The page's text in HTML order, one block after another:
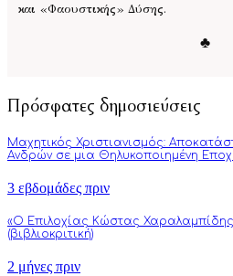
και «Φαουστικής» Δύσης.
♣
Πρόσφατες δημοσιεύσεις
Μαχητικός Χριστιανισμός:
Ανδρών σε μια Θηλυκοποιημένη
3 εβδομάδες πριν
«Ο Επιλοχίας Κώστας
(βιβλιοκριτική)
2 μήνες πριν